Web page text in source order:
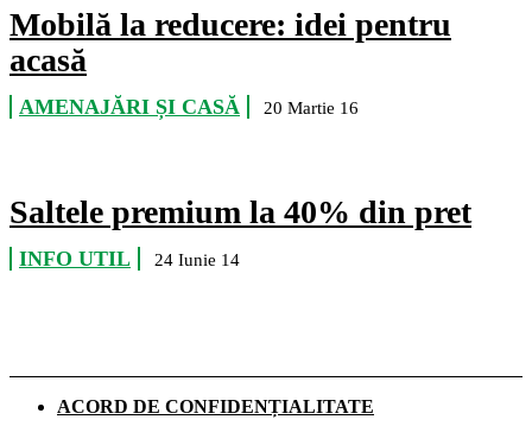
Mobilă la reducere: idei pentru
acasă
AMENAJĂRI ȘI CASĂ 20 Martie 16
Saltele premium la 40% din pret
INFO UTIL 24 Iunie 14
ACORD DE CONFIDENȚIALITATE